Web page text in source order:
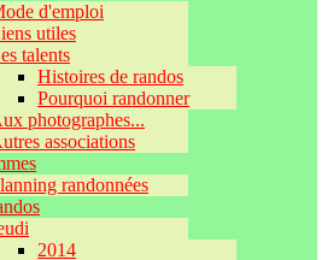
d'emploi
utiles
talents
Histoires de randos
Pourquoi randonner
photographes...
associations
randonnées
2014